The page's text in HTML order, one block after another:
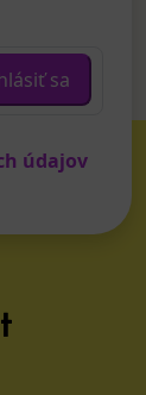
sa
údajov